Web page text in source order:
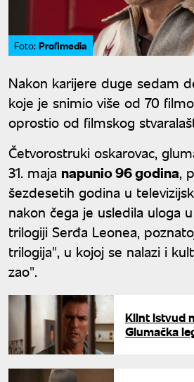
Foto: Profimedia
Nakon karijere duge sedam
koje je snimio više od 70
oprostio od filmskog
Četvorostruki oskarovac,
31. maja napunio 96 godina,
šezdesetih godina u
nakon čega je usledila uloga
trilogiji Serđa Leonea,
trilogija", u kojoj se nalazi i
zao".
Klint Istvud
Glumačka